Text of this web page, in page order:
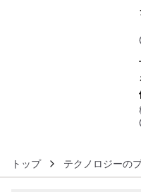
トップ テクノロジーの